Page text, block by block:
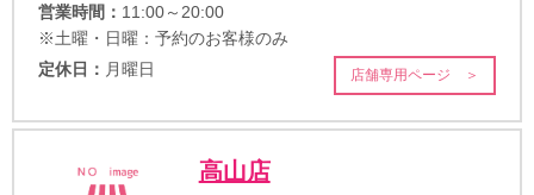
営業時間： 11:00～20:00
※土曜・日曜：予約のお客様のみ
定休日： 月曜日 店舗専用ページ ＞
高山店